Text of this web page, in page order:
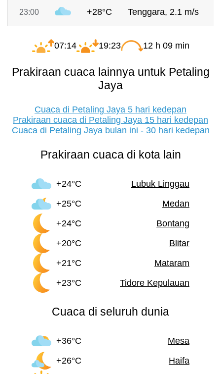
23:00 +28°C Tenggara, 2.1 m/s
07:14 19:23 12 h 09 min
Prakiraan cuaca lainnya untuk Petaling
Jaya
Cuaca di Petaling Jaya 5 hari kedepan
Prakiraan cuaca di Petaling Jaya 15 hari kedepan
Cuaca di Petaling Jaya bulan ini - 30 hari kedepan
Prakiraan cuaca di kota lain
+24°C
Lubuk Linggau
+25°C
Medan
+24°C
Bontang
+20°C
Blitar
+21°C
Mataram
+23°C
Tidore Kepulauan
Cuaca di seluruh dunia
+36°C
Mesa
+26°C
Haifa